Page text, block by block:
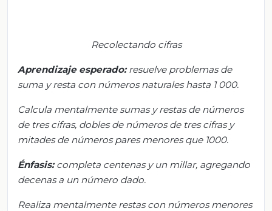
Recolectando cifras
Aprendizaje esperado:resuelve problemas de
suma y resta con números naturales hasta 1 000.
Calcula mentalmente sumas y restas de números
de tres cifras, dobles de números de tres cifras y
mitades de números pares menores que 1000.
Énfasis: completa centenas y un millar, agregando
decenas a un número dado.
Realiza mentalmente restas con números menores